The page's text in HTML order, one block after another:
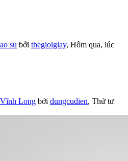
su bởi thegioigiay, Hôm qua, lúc
Long bởi dungcudien, Thứ tư